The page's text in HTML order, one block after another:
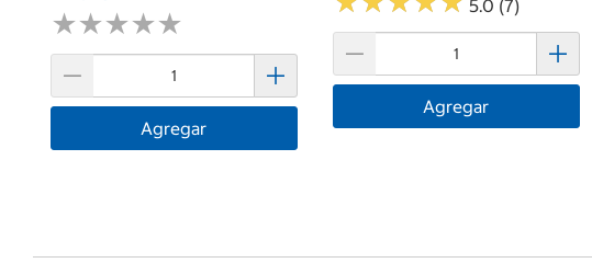
★★★★★
★★★★★
Agregar
5.0 (7)
Agregar